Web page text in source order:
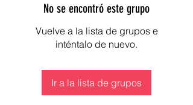
No se encontró este grupo
Vuelve a la lista de grupos e
inténtalo de nuevo.
Ir a la lista de grupos